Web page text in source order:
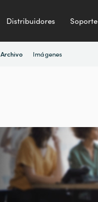
Distribuidores Soporte
Archivo Imágenes